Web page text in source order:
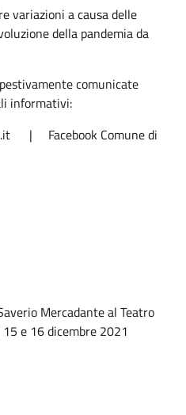
variazioni a causa delle
della pandemia da
comunicate
informativi:
| Facebook Comune di
Mercadante al Teatro
e 16 dicembre 2021